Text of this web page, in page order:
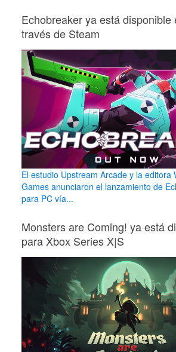
Echobreaker ya está disponible
través de Steam
El estudio Upstream Arcade y la editora
Games anunciaron el lanzamiento de
para PC vía...
Monsters are Coming! ya está
para Xbox Series X|S